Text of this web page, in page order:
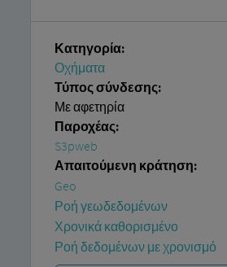
Κατηγορία:
Οχήματα
Τύπος σύνδεσης:
Με αφετηρία
Παροχέας:
S3pweb
Απαιτούμενη κράτηση:
Geo
Ροή γεωδεδομένων
Χρονικά καθορισμένο
Ροή δεδομένων με χρονισμό